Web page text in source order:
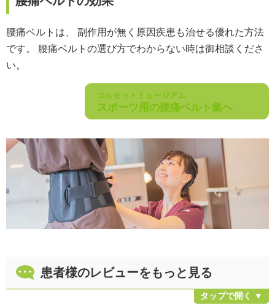
腰痛ベルトは、 副作用が無く原因疾患も治せる優れた方法
です。 腰痛ベルトの選び方でわからない時は御相談くださ
い。
コルセットミュージアム
スポーツ用の腰痛ベルト集へ
患者様のレビューをもっと見る